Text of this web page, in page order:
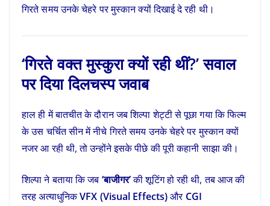
गिरते समय उनके चेहरे पर मुस्कान क्यों दिखाई दे रही थी।
‘गिरते वक्त मुस्कुरा क्यों रही थीं?’ सवाल
पर दिया दिलचस्प जवाब
हाल ही में बातचीत के दौरान जब शिल्पा शेट्टी से पूछा गया कि फिल्म
के उस चर्चित सीन में नीचे गिरते समय उनके चेहरे पर मुस्कान क्यों
नजर आ रही थी, तो उन्होंने इसके पीछे की पूरी कहानी साझा की।
शिल्पा ने बताया कि जब ‘बाजीगर’की शूटिंग हो रही थी, तब आज की
तरह अत्याधुनिकVFX (Visual Effects)और CGI